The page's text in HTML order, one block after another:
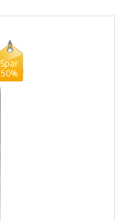
Spar
50%